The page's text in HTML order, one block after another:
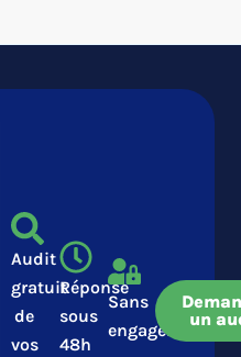
Audit
gratuit
de
vos
Réponse
sous
48h
Sans
engagement
un